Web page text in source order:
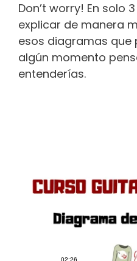
Don’t worry! En solo
explicar de manera
esos diagramas que
algún momento
entenderías.